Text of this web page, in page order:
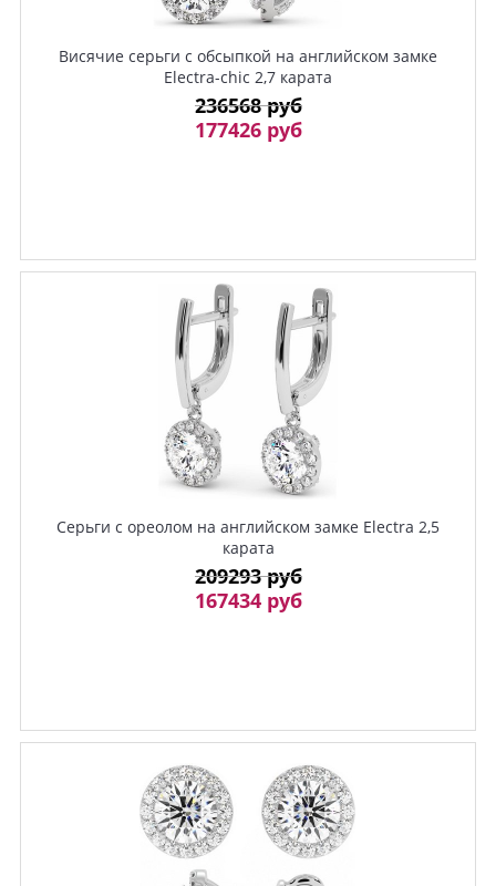
Висячие серьги с обсыпкой на английском замке
Electra-chic 2,7 карата
236568 руб
177426 руб
Серьги с ореолом на английском замке Electra 2,5
карата
209293 руб
167434 руб